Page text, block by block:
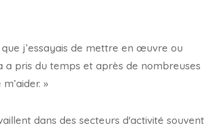
j’essayais de mettre en œuvre ou
a pris du temps et après de nombreuses
»
dans des secteurs d'activité souvent